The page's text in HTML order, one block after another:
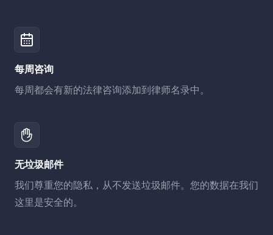
每周咨询
每周都会有新的法律咨询添加到律师名录中。
无垃圾邮件
我们尊重您的隐私，从不发送垃圾邮件。您的数据在我们
这里是安全的。